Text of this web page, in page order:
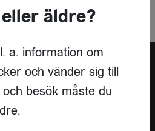
leverantör?
äldre?
a. information om
och vänder sig till
besök måste du